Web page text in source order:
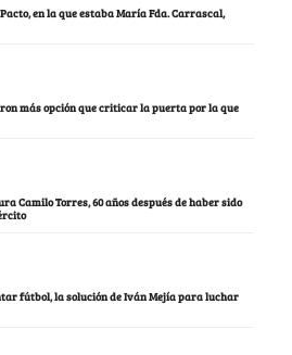
en la que estaba María Fda. Carrascal,
más opción que criticar la puerta por la que
Camilo Torres, 60 años después de haber sido
fútbol, la solución de Iván Mejía para luchar